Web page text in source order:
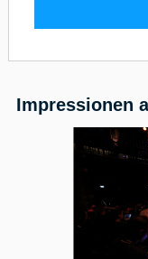
Impressionen